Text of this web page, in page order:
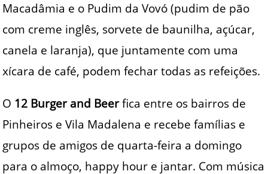
Macadâmia e o Pudim da Vovó (pudim de pão
com creme inglês, sorvete de baunilha, açúcar,
canela e laranja), que juntamente com uma
xícara de café, podem fechar todas as refeições.
O 12 Burger and Beerfica entre os bairros de
Pinheiros e Vila Madalena e recebe famílias e
grupos de amigos de quarta-feira a domingo
para o almoço, happy hour e jantar. Com música